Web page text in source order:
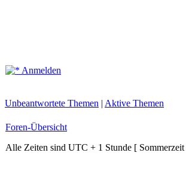
Anmelden
Unbeantwortete Themen | Aktive Themen
Foren-Übersicht
Alle Zeiten sind UTC + 1 Stunde [